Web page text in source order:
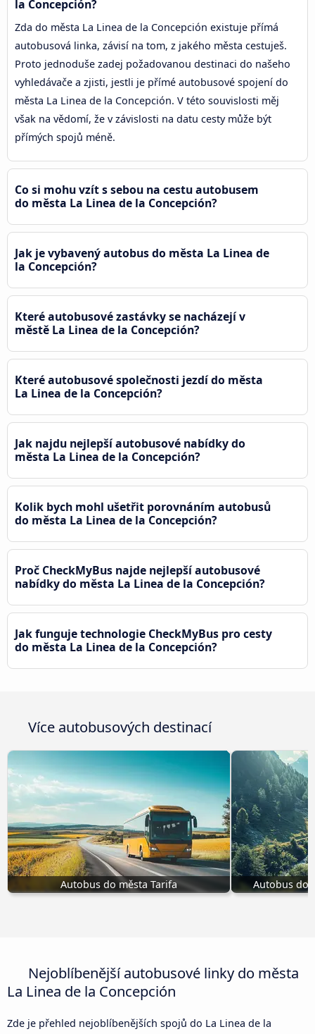
la Concepción?
Zda do města La Linea de la Concepción existuje přímá
autobusová linka, závisí na tom, z jakého města cestuješ.
Proto jednoduše zadej požadovanou destinaci do našeho
vyhledávače a zjisti, jestli je přímé autobusové spojení do
města La Linea de la Concepción. V této souvislosti měj
však na vědomí, že v závislosti na datu cesty může být
přímých spojů méně.
Co si mohu vzít s sebou na cestu autobusem
do města La Linea de la Concepción?
Jak je vybavený autobus do města La Linea de
la Concepción?
Které autobusové zastávky se nacházejí v
městě La Linea de la Concepción?
Které autobusové společnosti jezdí do města
La Linea de la Concepción?
Jak najdu nejlepší autobusové nabídky do
města La Linea de la Concepción?
Kolik bych mohl ušetřit porovnáním autobusů
do města La Linea de la Concepción?
Proč CheckMyBus najde nejlepší autobusové
nabídky do města La Linea de la Concepción?
Jak funguje technologie CheckMyBus pro cesty
do města La Linea de la Concepción?
Více autobusových destinací
Autobus do města Tarifa Autobus do
Nejoblíbenější autobusové linky do města
La Linea de la Concepción
Zde je přehled nejoblíbenějších spojů do La Linea de la